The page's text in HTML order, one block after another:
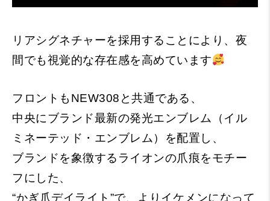
リアシグネチャーを採用することにより、夜
間でも視覚的な存在感を高めています
フロントもNEW308と共通である、
中央にブランド最新の発光エンブレム（イル
ミネーテッド・エンブレム）を配置し、
ブランドを象徴するライオンの爪痕をモチー
フにした、
“かぎ爪デイライト”で、よりイケメンになって